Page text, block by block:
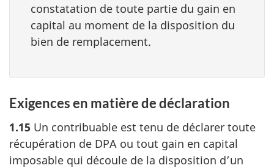
constatation de toute partie du gain en
capital au moment de la disposition du
bien de remplacement.
Exigences en matière de déclaration
1.15 Un contribuable est tenu de déclarer toute
récupération de DPA ou tout gain en capital
imposable qui découle de la disposition d’un